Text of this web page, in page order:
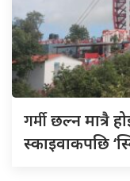
गर्मीछल्न मात्रै
स्काइवाकपछि